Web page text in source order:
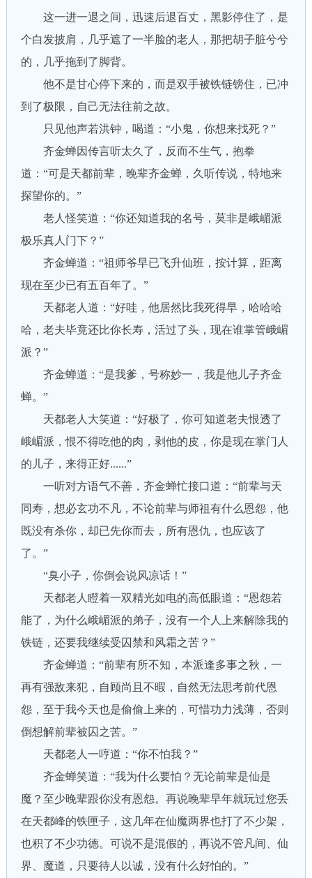
这一进一退之间，迅速后退百丈，黑影停住了，是
个白发披肩，几乎遮了一半脸的老人，那把胡子脏兮兮
的，几乎拖到了脚背。
他不是甘心停下来的，而是双手被铁链镑住，已冲
到了极限，自己无法往前之故。
只见他声若洪钟，喝道：“小鬼，你想来找死？”
齐金蝉因传言听太久了，反而不生气，抱拳
道：“可是天都前辈，晚辈齐金蝉，久听传说，特地来
探望你的。”
老人怪笑道：“你还知道我的名号，莫非是峨嵋派
极乐真人门下？”
齐金蝉道：“祖师爷早已飞升仙班，按计算，距离
现在至少已有五百年了。”
天都老人道：“好哇，他居然比我死得早，哈哈哈
哈，老夫毕竟还比你长寿，活过了头，现在谁掌管峨嵋
派？”
齐金蝉道：“是我爹，号称妙一，我是他儿子齐金
蝉。”
天都老人大笑道：“好极了，你可知道老夫恨透了
峨嵋派，恨不得吃他的肉，剥他的皮，你是现在掌门人
的儿子，来得正好......”
一听对方语气不善，齐金蝉忙接口道：“前辈与天
同寿，想必玄功不凡，不论前辈与师祖有什么恩怨，他
既没有杀你，却已先你而去，所有恩仇，也应该了
了。”
“臭小子，你倒会说风凉话！”
天都老人瞪着一双精光如电的高低眼道：“恩怨若
能了，为什么峨嵋派的弟子，没有一个人上来解除我的
铁链，还要我继续受囚禁和风霜之苦？”
齐金蝉道：“前辈有所不知，本派逢多事之秋，一
再有强敌来犯，自顾尚且不暇，自然无法思考前代恩
怨，至于我今天也是偷偷上来的，可惜功力浅薄，否则
倒想解前辈被囚之苦。”
天都老人一哼道：“你不怕我？”
齐金蝉笑道：“我为什么要怕？无论前辈是仙是
魔？至少晚辈跟你没有恩怨。再说晚辈早年就玩过您丢
在天都峰的铁匣子，这几年在仙魔两界也打了不少架，
也积了不少功德。可说不是混假的，再说不管凡间、仙
界、魔道，只要待人以诚，没有什么好怕的。”